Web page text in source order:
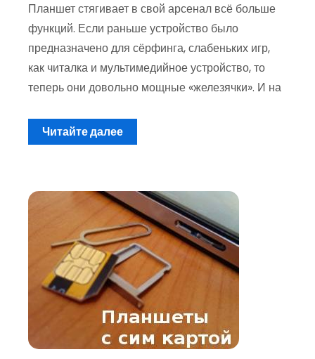
Планшет стягивает в свой арсенал всё больше
функций. Если раньше устройство было
предназначено для сёрфинга, слабеньких игр,
как читалка и мультимедийное устройство, то
теперь они довольно мощные «железячки». И на
Читайте далее